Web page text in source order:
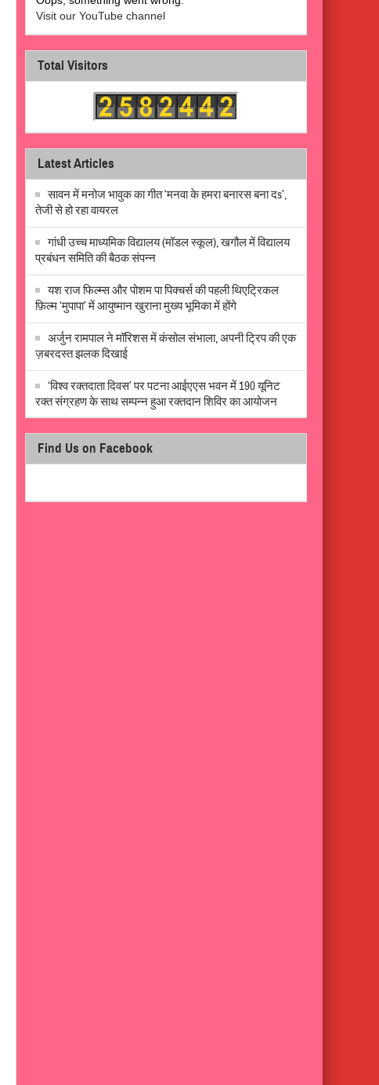
Visit our YouTube channel
Total Visitors
Latest Articles
सावन में मनोज भावुक का गीत ‘मनवा के हमरा बनारस बना दs’,
तेजी से हो रहा वायरल
गांधी उच्च माध्यमिक विद्यालय (मॉडल स्कूल), खगौल में विद्यालय
प्रबंधन समिति की बैठक संपन्न
यश राज फिल्म्स और पोशम पा पिक्चर्स की पहली थिएट्रिकल
फ़िल्म ‘मुपापा’ में आयुष्मान खुराना मुख्य भूमिका में होंगे
अर्जुन रामपाल ने मॉरिशस में कंसोल संभाला, अपनी ट्रिप की एक
ज़बरदस्त झलक दिखाई
‘विश्व रक्तदाता दिवस’ पर पटना आईएएस भवन में 190 यूनिट
रक्त संग्रहण के साथ सम्पन्न हुआ रक्तदान शिविर का आयोजन
Find Us on Facebook